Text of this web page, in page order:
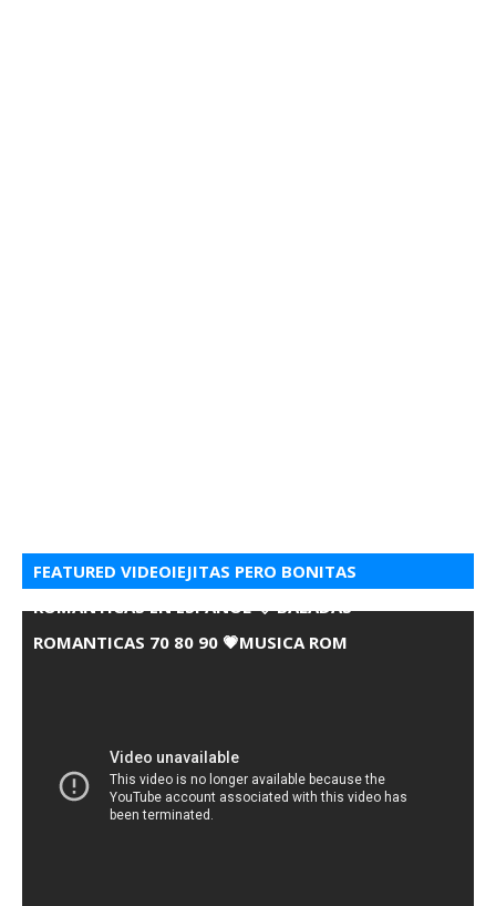
FEATURED VIDEOIEJITAS PERO BONITAS
ROMANTICAS EN ESPANOL 💘 BALADAS
ROMANTICAS 70 80 90 💗MUSICA ROM